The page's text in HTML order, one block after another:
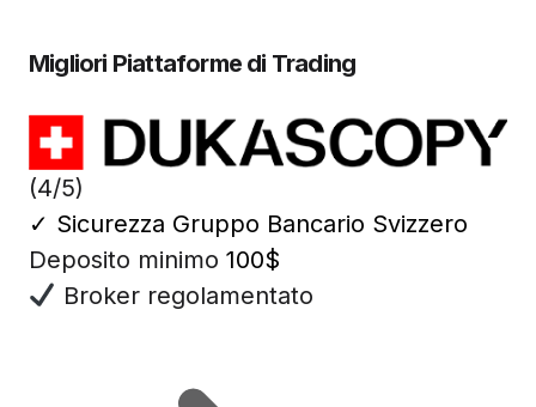
Migliori Piattaforme di Trading
(4/5)
✓ Sicurezza Gruppo Bancario Svizzero
Deposito minimo 100$
Broker regolamentato